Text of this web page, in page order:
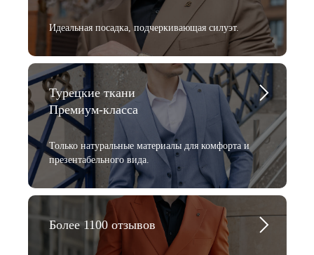
Идеальная посадка, подчеркивающая силуэт.
Турецкие ткани
Премиум-класса
Только натуральные материалы для комфорта и
презентабельного вида.
Более 1100 отзывов